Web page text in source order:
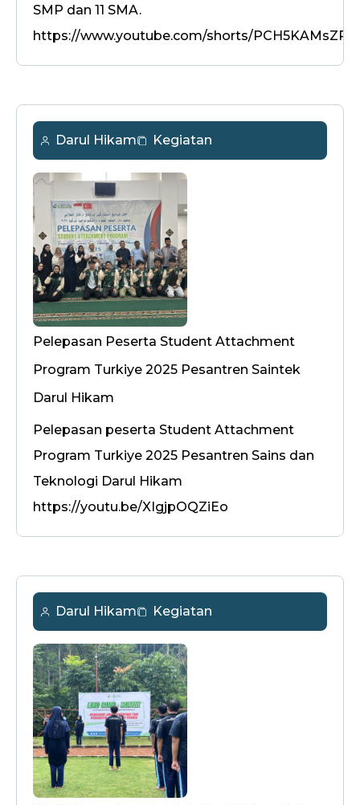
SMP dan 11 SMA.
https://www.youtube.com/shorts/PCH5KAMsZR8
Darul Hikam Kegiatan
Pelepasan Peserta Student Attachment
Program Turkiye 2025 Pesantren Saintek
Darul Hikam
Pelepasan peserta Student Attachment
Program Turkiye 2025 Pesantren Sains dan
Teknologi Darul Hikam
https://youtu.be/XIgjpOQZiEo
Darul Hikam Kegiatan